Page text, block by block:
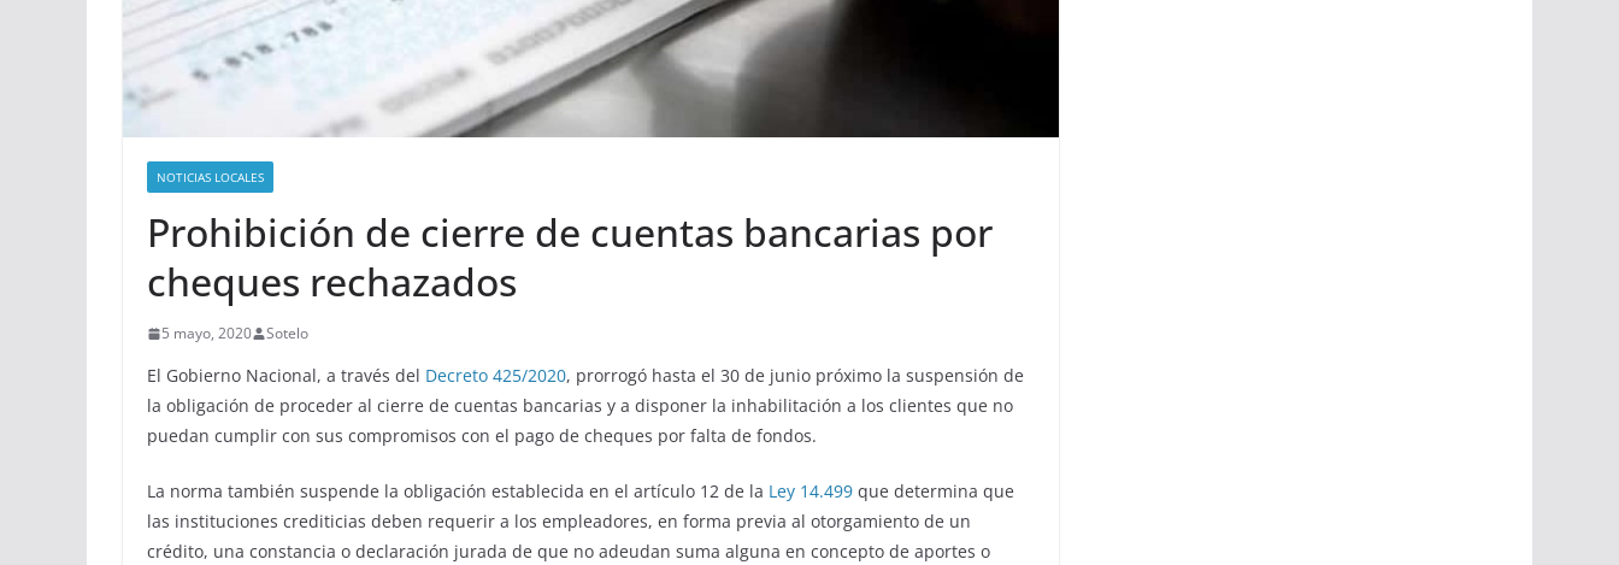
NOTICIAS LOCALES
Prohibición de cierre de cuentas bancarias por
cheques rechazados
5 mayo, 2020 Sotelo
El Gobierno Nacional, a través del Decreto 425/2020, prorrogó hasta el 30 de junio próximo la suspensión de
la obligación de proceder al cierre de cuentas bancarias y a disponer la inhabilitación a los clientes que no
puedan cumplir con sus compromisos con el pago de cheques por falta de fondos.
La norma también suspende la obligación establecida en el artículo 12 de la Ley 14.499 que determina que
las instituciones crediticias deben requerir a los empleadores, en forma previa al otorgamiento de un
crédito, una constancia o declaración jurada de que no adeudan suma alguna en concepto de aportes o